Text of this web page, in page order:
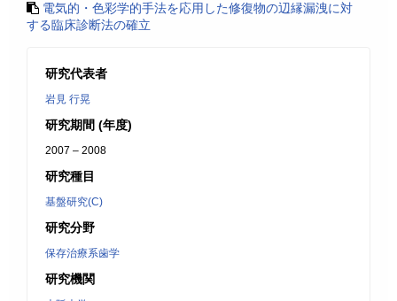
電気的・色彩学的手法を応用した修復物の辺縁漏洩に対
する臨床診断法の確立
研究代表者
岩見 行晃
研究期間 (年度)
2007 – 2008
研究種目
基盤研究(C)
研究分野
保存治療系歯学
研究機関